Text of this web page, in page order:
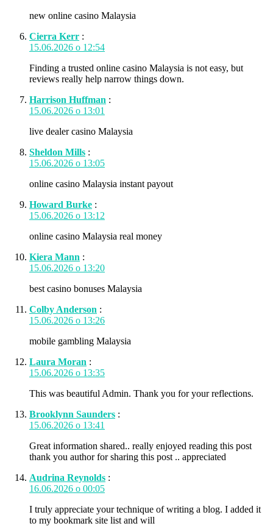
new online casino Malaysia
Cierra Kerr :
15.06.2026 о 12:54
Finding a trusted online casino Malaysia is not easy, but
reviews really help narrow things down.
Harrison Huffman :
15.06.2026 о 13:01
live dealer casino Malaysia
Sheldon Mills :
15.06.2026 о 13:05
online casino Malaysia instant payout
Howard Burke :
15.06.2026 о 13:12
online casino Malaysia real money
Kiera Mann :
15.06.2026 о 13:20
best casino bonuses Malaysia
Colby Anderson :
15.06.2026 о 13:26
mobile gambling Malaysia
Laura Moran :
15.06.2026 о 13:35
This was beautiful Admin. Thank you for your reflections.
Brooklynn Saunders :
15.06.2026 о 13:41
Great information shared.. really enjoyed reading this post
thank you author for sharing this post .. appreciated
Audrina Reynolds :
16.06.2026 о 00:05
I truly appreciate your technique of writing a blog. I added it
to my bookmark site list and will